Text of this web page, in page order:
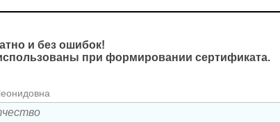
и без ошибок!
при формировании сертификата.